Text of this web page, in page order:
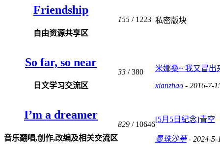
Friendship
自由资源共享区
155 / 1223 私密版块
So far, so near
日文学习交流区
33 / 380 米娜桑~ 我又冒出
xianzhao - 2016-7-
I’m a dreamer
音乐翻唱,创作,改编及相关交流区
829 / 10646
[5月5日紀念]青空
曼珠沙華- 2024-5-